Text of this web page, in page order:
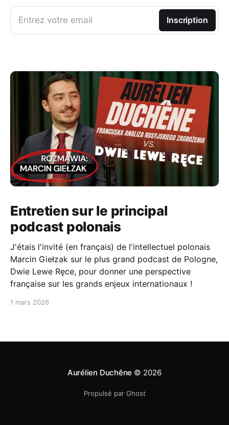
Entrez votre email Inscription
Entretien sur le principal
podcast polonais
J'étais l'invité (en français) de l'intellectuel polonais
Marcin Giełzak sur le plus grand podcast de Pologne,
Dwie Lewe Ręce, pour donner une perspective
française sur les grands enjeux internationaux !
1 mars 2026
Aurélien Duchêne © 2026
Propulsé par Ghost